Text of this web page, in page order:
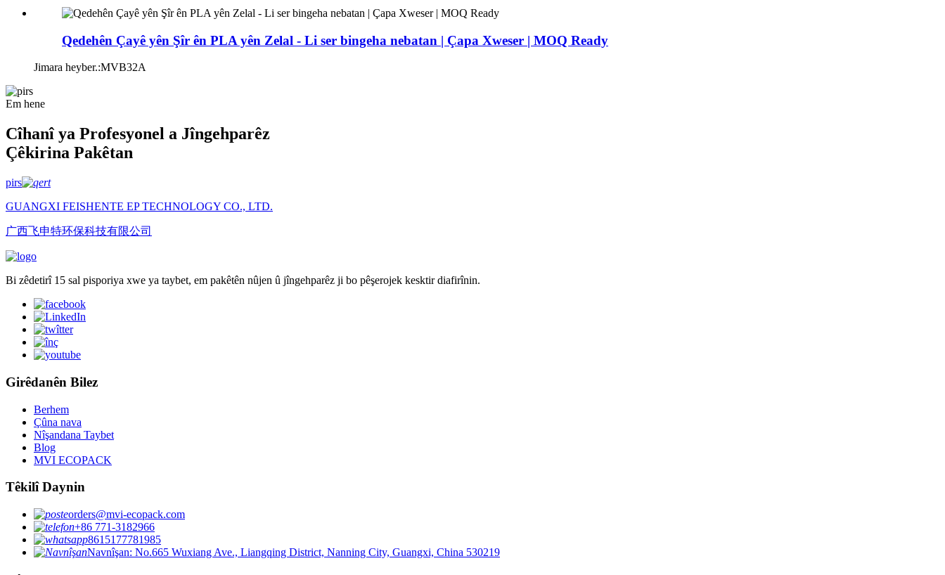
Qedehên Çayê yên Şîr ên PLA yên Zelal - Li ser bingeha nebatan | Çapa Xweser | MOQ Ready
Jimara heyber.:MVB32A
Em hene
Cîhanî ya Profesyonel a Jîngehparêz
Çêkirina Pakêtan
pirs
GUANGXI FEISHENTE EP TECHNOLOGY CO., LTD.
广西飞申特环保科技有限公司
Bi zêdetirî 15 sal pisporiya xwe ya taybet, em pakêtên nûjen û jîngehparêz ji bo pêşerojek kesktir diafirînin.
Girêdanên Bilez
Berhem
Çûna nava
Nîşandana Taybet
Blog
MVI ECOPACK
Têkilî Daynin
orders@mvi-ecopack.com
+86 771-3182966
8615177781985
Navnîşan: No.665 Wuxiang Ave., Liangqing District, Nanning City, Guangxi, China 530219